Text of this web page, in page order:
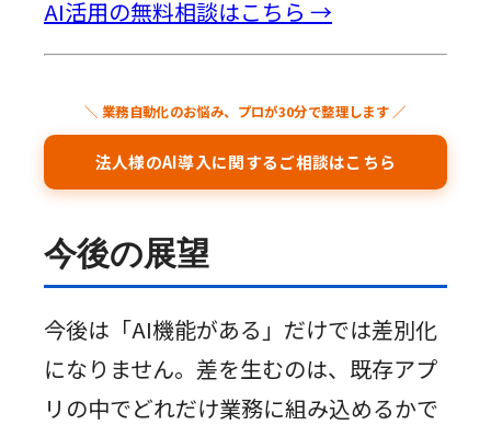
AI活用の無料相談はこちら →
＼ 業務自動化のお悩み、プロが30分で整理します ／
法人様のAI導入に関するご相談はこちら
今後の展望
今後は「AI機能がある」だけでは差別化
になりません。差を生むのは、既存アプ
リの中でどれだけ業務に組み込めるかで